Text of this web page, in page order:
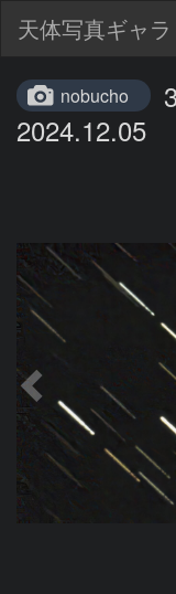
天体写真ギャ
nobucho
2024.12.05